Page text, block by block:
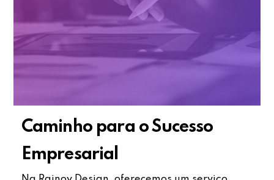
Caminho para o Sucesso
Empresarial